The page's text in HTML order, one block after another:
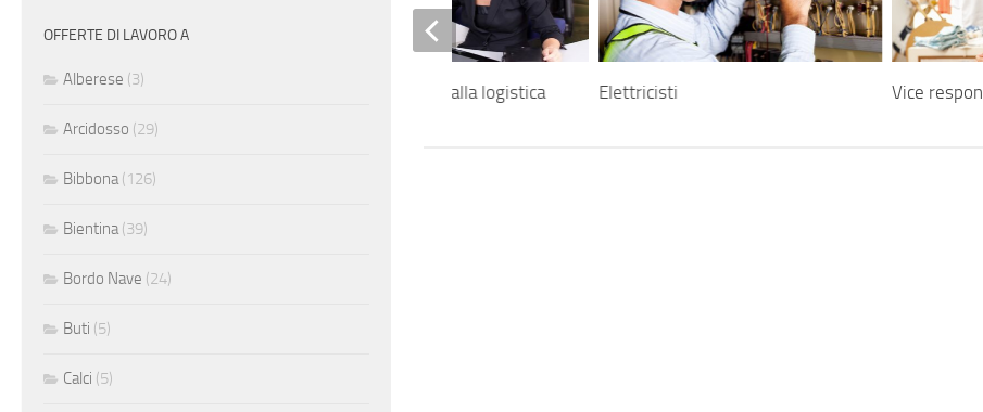
Elettricisti Vice
Impiegata addetto alla logistica
OFFERTE DI LAVORO A
Alberese (3)
Arcidosso (29)
Bibbona(126)
Bientina(39)
Bordo Nave (24)
Buti (5)
Calci (5)